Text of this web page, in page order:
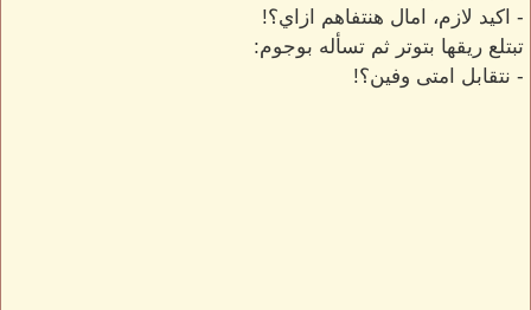
- اكيد لازم، امال هنتفاهم ازاي؟!
تبتلع ريقها بتوتر ثم تسأله بوجوم:
- نتقابل امتى وفين؟!